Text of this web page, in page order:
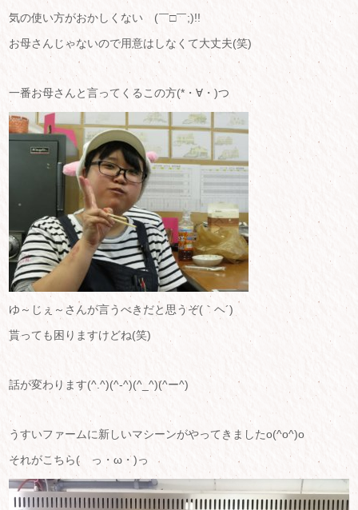
気の使い方がおかしくない (￣□￣;)!!
お母さんじゃないので用意はしなくて大丈夫(笑)
一番お母さんと言ってくるこの方(*・∀・)つ
ゆ～じぇ～さんが言うべきだと思うぞ(｀ヘ´)
貰っても困りますけどね(笑)
話が変わります(^.^)(^-^)(^_^)(^ー^)
うすいファームに新しいマシーンがやってきましたo(^o^)o
それがこちら( っ・ω・)っ